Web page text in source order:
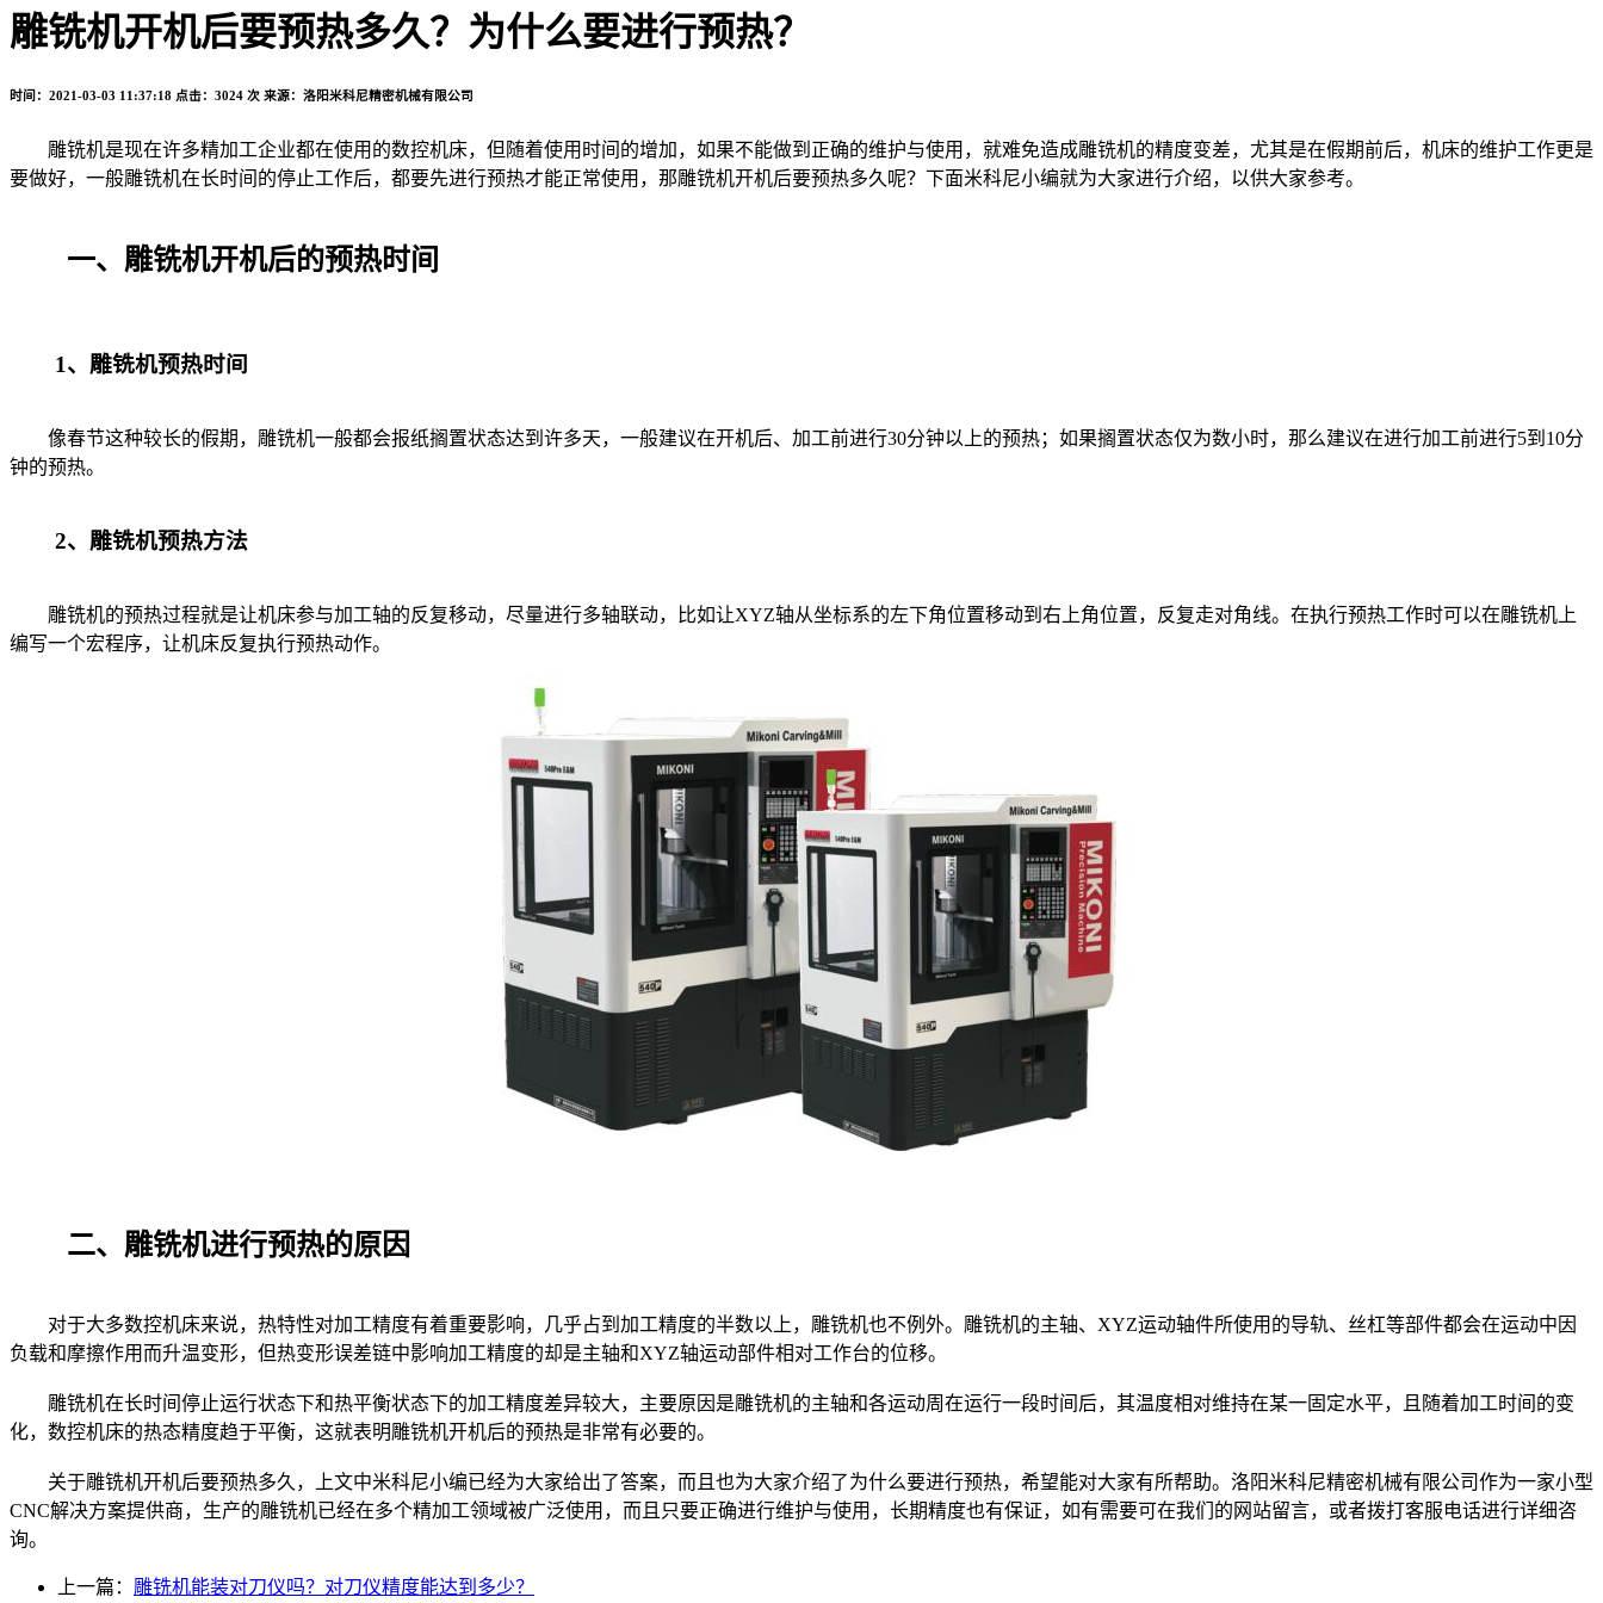
雕铣机开机后要预热多久？为什么要进行预热？
时间：2021-03-03 11:37:18 点击：3024 次 来源：洛阳米科尼精密机械有限公司
雕铣机是现在许多精加工企业都在使用的数控机床，但随着使用时间的增加，如果不能做到正确的维护与使用，就难免造成雕铣机的精度变差，尤其是在假期前后，机床的维护工作更是
要做好，一般雕铣机在长时间的停止工作后，都要先进行预热才能正常使用，那雕铣机开机后要预热多久呢？下面米科尼小编就为大家进行介绍，以供大家参考。
一、雕铣机开机后的预热时间
1、雕铣机预热时间
像春节这种较长的假期，雕铣机一般都会报纸搁置状态达到许多天，一般建议在开机后、加工前进行30分钟以上的预热；如果搁置状态仅为数小时，那么建议在进行加工前进行5到10分
钟的预热。
2、雕铣机预热方法
雕铣机的预热过程就是让机床参与加工轴的反复移动，尽量进行多轴联动，比如让XYZ轴从坐标系的左下角位置移动到右上角位置，反复走对角线。在执行预热工作时可以在雕铣机上
编写一个宏程序，让机床反复执行预热动作。
二、雕铣机进行预热的原因
对于大多数控机床来说，热特性对加工精度有着重要影响，几乎占到加工精度的半数以上，雕铣机也不例外。雕铣机的主轴、XYZ运动轴件所使用的导轨、丝杠等部件都会在运动中因
负载和摩擦作用而升温变形，但热变形误差链中影响加工精度的却是主轴和XYZ轴运动部件相对工作台的位移。
雕铣机在长时间停止运行状态下和热平衡状态下的加工精度差异较大，主要原因是雕铣机的主轴和各运动周在运行一段时间后，其温度相对维持在某一固定水平，且随着加工时间的变
化，数控机床的热态精度趋于平衡，这就表明雕铣机开机后的预热是非常有必要的。
关于雕铣机开机后要预热多久，上文中米科尼小编已经为大家给出了答案，而且也为大家介绍了为什么要进行预热，希望能对大家有所帮助。洛阳米科尼精密机械有限公司作为一家小型
CNC解决方案提供商，生产的雕铣机已经在多个精加工领域被广泛使用，而且只要正确进行维护与使用，长期精度也有保证，如有需要可在我们的网站留言，或者拨打客服电话进行详细咨
询。
上一篇： 雕铣机能装对刀仪吗？对刀仪精度能达到多少？